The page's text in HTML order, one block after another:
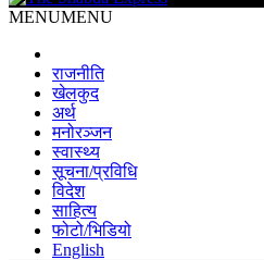
MENUMENU
राजनीति
खेलकुद
अर्थ
मनोरञ्जन
स्वास्थ्य
सूचना/प्रविधि
विदेश
साहित्य
फोटो/भिडियो
English